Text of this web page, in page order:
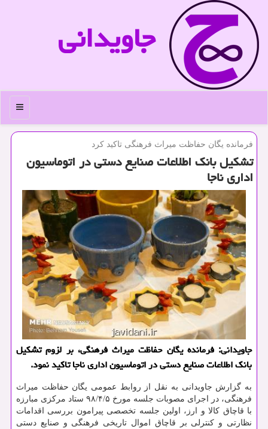
جاویدانی
منو
فرمانده یگان حفاظت میراث فرهنگی تاكید كرد
تشكیل بانك اطلاعات صنایع دستی در اتوماسیون
اداری ناجا
جاویدانی: فرمانده یگان حفاظت میراث فرهنگی، بر لزوم تشكیل
بانك اطلاعات صنایع دستی در اتوماسیون اداری ناجا تاكید نمود.
به گزارش جاویدانی به نقل از روابط عمومی یگان حفاظت میراث
فرهنگی، در اجرای مصوبات جلسه مورخ ۹۸/۴/۵ ستاد مركزی مبارزه
با قاچاق كالا و ارز، اولین جلسه تخصصی پیرامون بررسی اقدامات
نظارتی و كنترلی بر قاچاق اموال تاریخی فرهنگی و صنایع دستی